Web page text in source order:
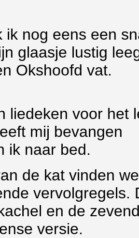
ik nog eens een
glaasje lustig
Okshoofd vat.
liedeken voor het
mij bevangen
ik naar bed.
de kat vinden
en de
versie.